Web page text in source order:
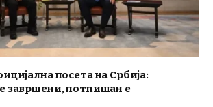
посета на Србија:
завршени, потпишан е